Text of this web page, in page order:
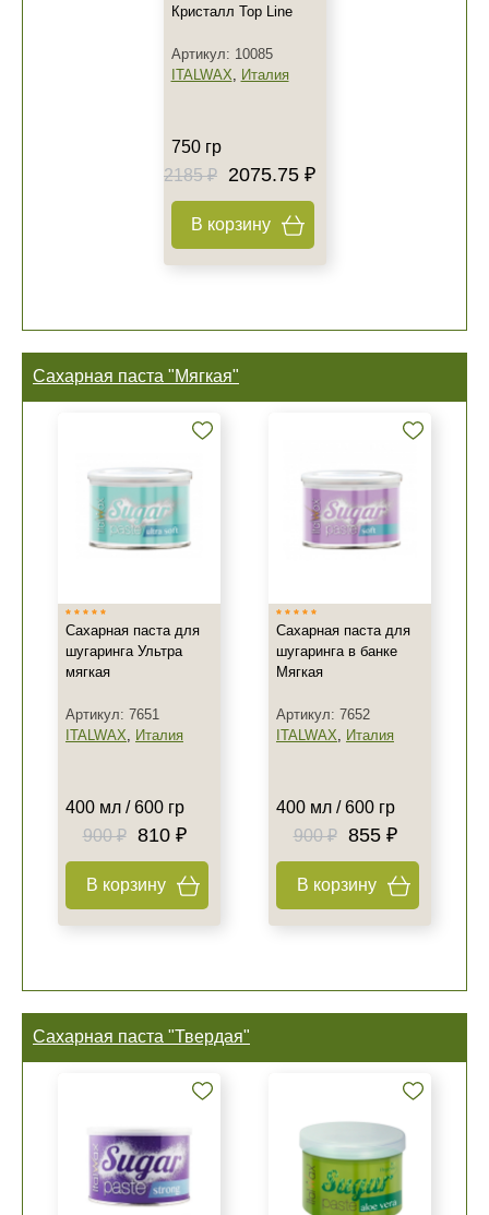
Кристалл Top Line
Артикул: 10085
ITALWAX, Италия
750 гр
2185 ₽
2075.75 ₽
В корзину
Сахарная паста "Мягкая"
Сахарная паста для
шугаринга Ультра
мягкая
Артикул: 7651
ITALWAX, Италия
400 мл / 600 гр
900 ₽
810 ₽
В корзину
Сахарная паста для
шугаринга в банке
Мягкая
Артикул: 7652
ITALWAX, Италия
400 мл / 600 гр
900 ₽
855 ₽
В корзину
Сахарная паста "Твердая"